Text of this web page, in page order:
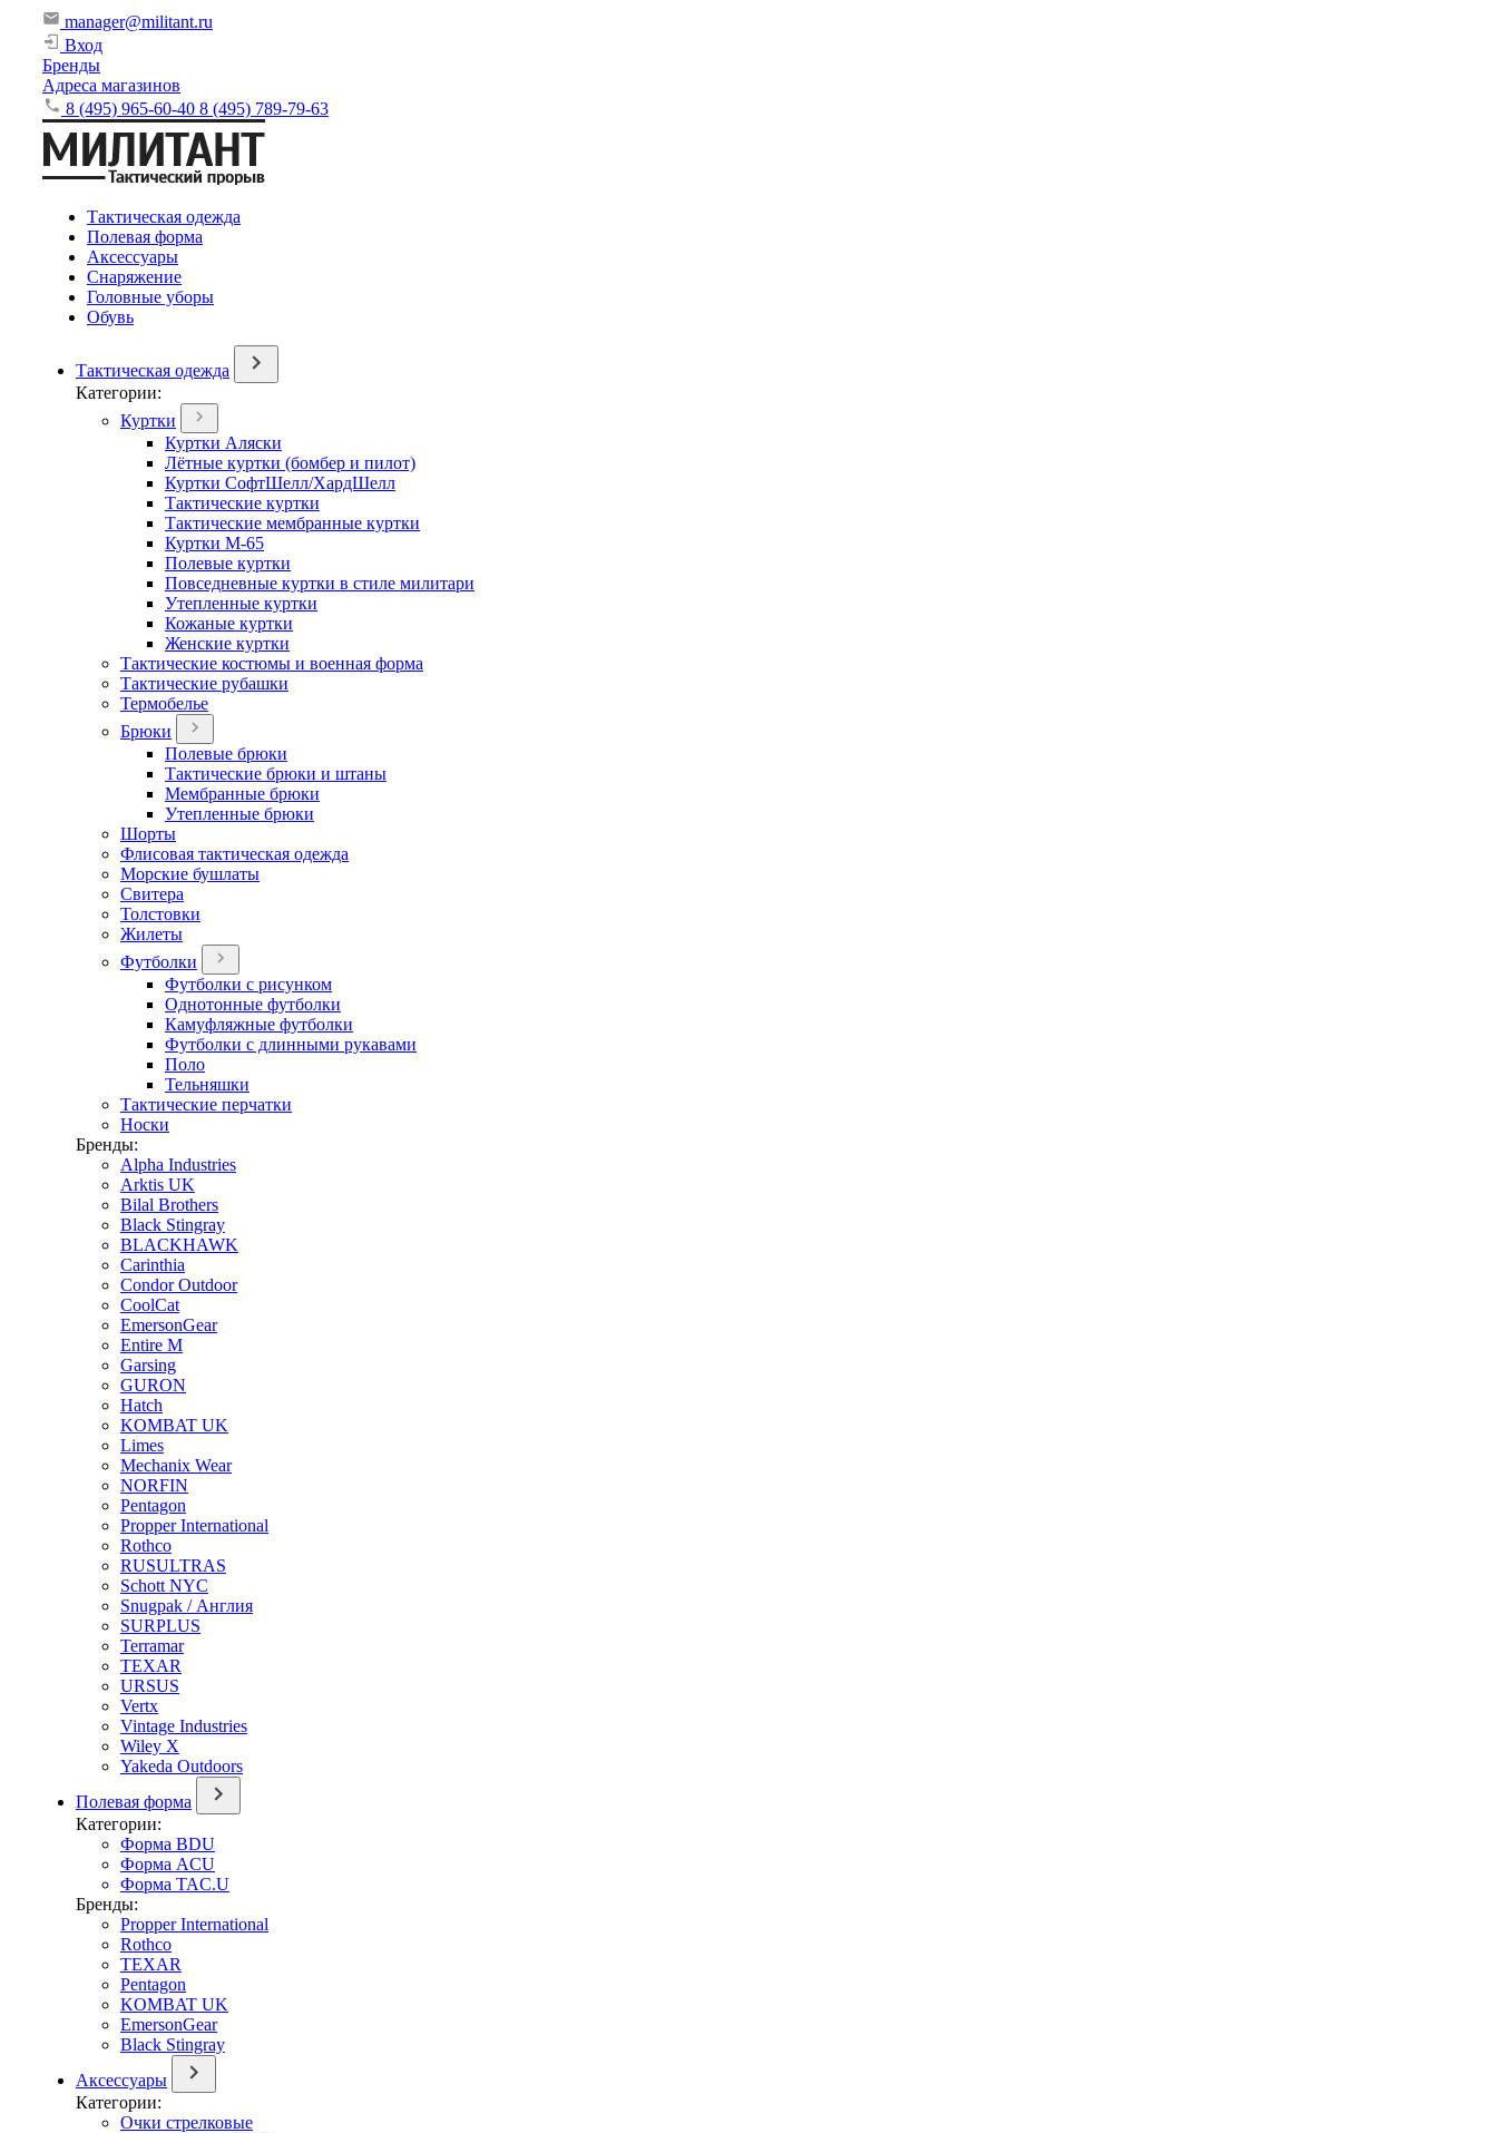
manager@militant.ru
Вход
Бренды
Адреса магазинов
8 (495) 965-60-40 8 (495) 789-79-63
Тактическая одежда
Полевая форма
Аксессуары
Снаряжение
Головные уборы
Обувь
Тактическая одежда
Категории:
Куртки
Куртки Аляски
Лётные куртки (бомбер и пилот)
Куртки СофтШелл/ХардШелл
Тактические куртки
Тактические мембранные куртки
Куртки М-65
Полевые куртки
Повседневные куртки в стиле милитари
Утепленные куртки
Кожаные куртки
Женские куртки
Тактические костюмы и военная форма
Тактические рубашки
Термобелье
Брюки
Полевые брюки
Тактические брюки и штаны
Мембранные брюки
Утепленные брюки
Шорты
Флисовая тактическая одежда
Морские бушлаты
Свитера
Толстовки
Жилеты
Футболки
Футболки с рисунком
Однотонные футболки
Камуфляжные футболки
Футболки с длинными рукавами
Поло
Тельняшки
Тактические перчатки
Носки
Бренды:
Alpha Industries
Arktis UK
Bilal Brothers
Black Stingray
BLACKHAWK
Carinthia
Condor Outdoor
CoolCat
EmersonGear
Entire M
Garsing
GURON
Hatch
KOMBAT UK
Limes
Mechanix Wear
NORFIN
Pentagon
Propper International
Rothco
RUSULTRAS
Schott NYC
Snugpak / Англия
SURPLUS
Terramar
TEXAR
URSUS
Vertx
Vintage Industries
Wiley X
Yakeda Outdoors
Полевая форма
Категории:
Форма BDU
Форма ACU
Форма TAC.U
Бренды:
Propper International
Rothco
TEXAR
Pentagon
KOMBAT UK
EmersonGear
Black Stingray
Аксессуары
Категории:
Очки стрелковые